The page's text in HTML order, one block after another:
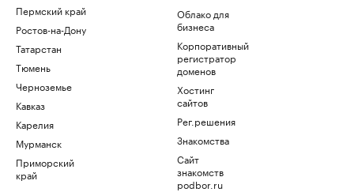
Пермский край
Ростов-на-Дону
Татарстан
Тюмень
Черноземье
Кавказ
Карелия
Мурманск
Приморский
край
Облако для
бизнеса
Корпоративный
регистратор
доменов
Хостинг
сайтов
Рег.решения
Знакомства
Сайт
знакомств
podbor.ru